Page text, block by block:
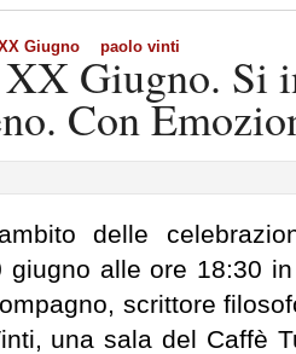
Giugno paolo vinti
Giugno. Si
Con
delle
giugno alle ore 18:30
scrittore
una sala del Caffè